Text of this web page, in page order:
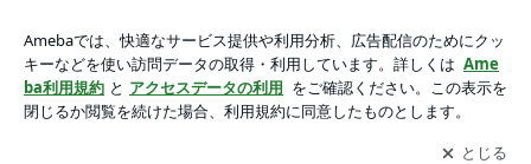
アプリをダウンロードして ブログの更新通知
を受け取りまし
ょう。
開く